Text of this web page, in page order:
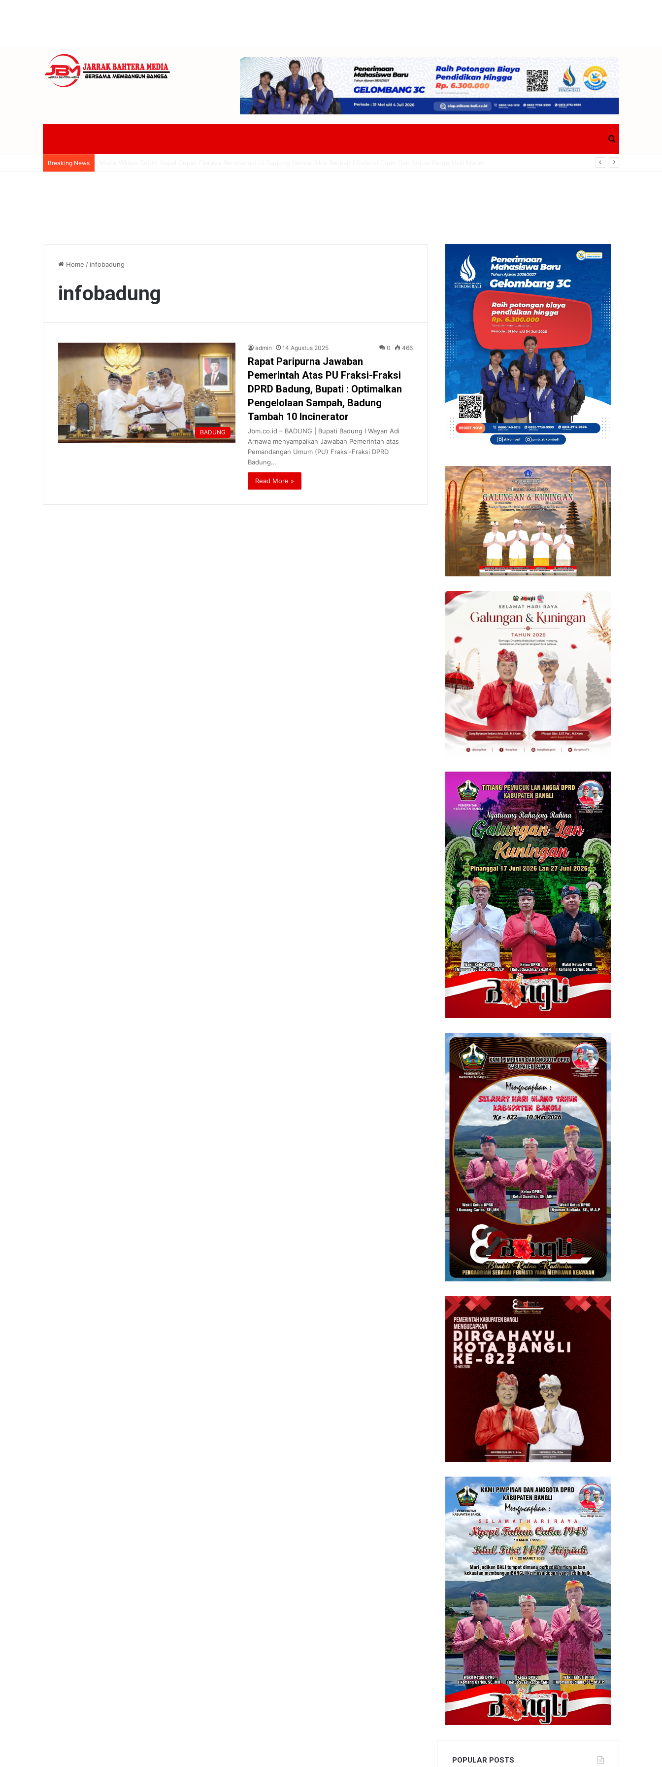
for
Breaking News
Home / infobadung
infobadung
BADUNG
admin 14 Agustus 2025 0 466
Rapat Paripurna Jawaban
Pemerintah Atas PU Fraksi-Fraksi
DPRD Badung, Bupati : Optimalkan
Pengelolaan Sampah, Badung
Tambah 10 Incinerator
Jbm.co.id – BADUNG | Bupati Badung I Wayan Adi
Arnawa menyampaikan Jawaban Pemerintah atas
Pemandangan Umum (PU) Fraksi-Fraksi DPRD
Badung…
Read More »
POPULAR POSTS